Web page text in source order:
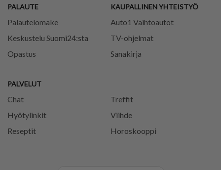
PALAUTE
Palautelomake
Keskustelu Suomi24:sta
Opastus
PALVELUT
Chat
Treffit
Hyötylinkit
Viihde
Reseptit
Horoskooppi
KAUPALLINEN YHTEISTYÖ
Auto1 Vaihtoautot
TV-ohjelmat
Sanakirja